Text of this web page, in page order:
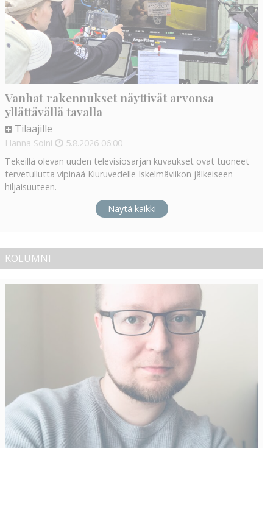
Vanhat rakennukset näyttivät arvonsa
yllättävällä tavalla
Tilaajille
Hanna Soini 5.8.2026 06:00
Tekeillä olevan uuden televisiosarjan kuvaukset ovat tuoneet
tervetullutta vipinää Kiuruvedelle Iskelmäviikon jälkeiseen
hiljaisuuteen.
Näytä kaikki
KOLUMNI